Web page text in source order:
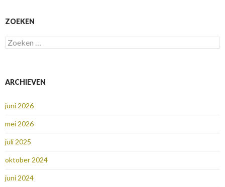
ZOEKEN
Zoeken
naar:
ARCHIEVEN
juni 2026
mei 2026
juli 2025
oktober 2024
juni 2024